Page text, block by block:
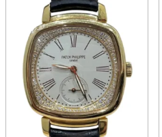
Rolex GMT Master II
126710BLRO
ราคารับซื้ออ้างอิง
THB 940,094.84
รับซื้อเมื่อ : พฤษภาคม 2026